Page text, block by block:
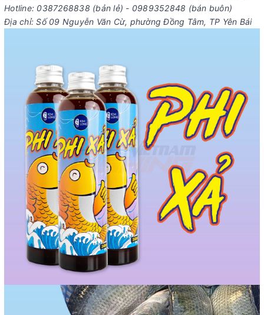
Hotline: 0387268838 (bản lẻ) - 0989352848 (bán buôn)
Địa chỉ: Số 09 Nguyễn Văn Cừ, phường Đồng Tâm, TP Yên Bái